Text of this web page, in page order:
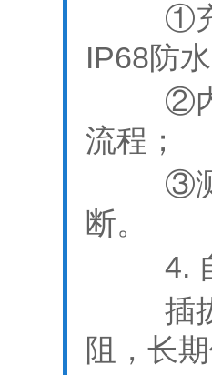
①
IP68防
②内
流程；
③测
断。
4.
插拔
阻，长